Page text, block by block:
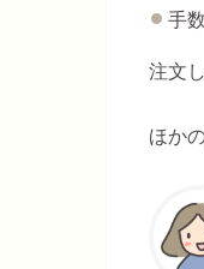
手
注文
ほか